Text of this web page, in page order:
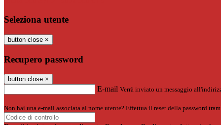
Seleziona utente
button close ×
Recupero password
button close ×
E-mail Verrà inviato un messaggio
Non hai una e-mail associata al nome utente? Effettua il reset della password